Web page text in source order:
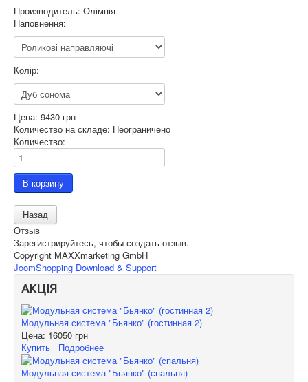
Производитель: Олімпія
Наповнення:
Колір:
Цена: 9430 грн
Количество на складе: Неограничено
Количество:
Отзыв
Зарегистрируйтесь, чтобы создать отзыв.
Copyright MAXXmarketing GmbH
JoomShopping Download & Support
АКЦІЯ
Модульная система "Бьянко" (гостинная 2)
Цена: 16050 грн
Купить
Подробнее
Модульная система "Бьянко" (спальня)